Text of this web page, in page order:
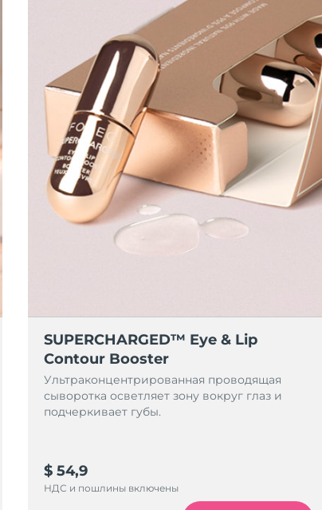
SUPERCHARGED™ Eye & Lip
Contour Booster
Ультраконцентрированная проводящая
сыворотка осветляет зону вокруг глаз и
подчеркивает губы.
$ 54,9
НДС и пошлины включены